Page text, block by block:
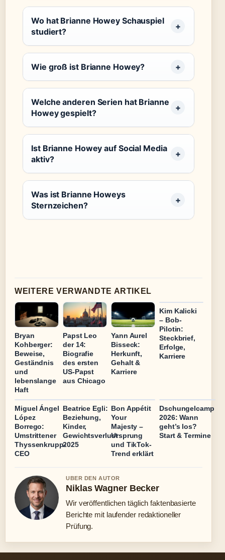
Wo hat Brianne Howey Schauspiel
studiert?
Wie groß ist Brianne Howey?
Welche anderen Serien hat Brianne
Howey gespielt?
Ist Brianne Howey auf Social Media
aktiv?
Was ist Brianne Howeys
Sternzeichen?
WEITERE VERWANDTE ARTIKEL
Bryan
Kohberger:
Beweise,
Geständnis
und
lebenslange
Haft
Papst Leo
der 14:
Biografie
des ersten
US-Papst
aus Chicago
Yann Aurel
Bisseck:
Herkunft,
Gehalt &
Karriere
Kim Kalicki
– Bob-
Pilotin:
Steckbrief,
Erfolge,
Karriere
Miguel Ángel
López
Borrego:
Umstrittener
Thyssenkrupp-
CEO
Beatrice Egli:
Beziehung,
Kinder,
Gewichtsverlust
2025
Bon Appétit
Your
Majesty –
Ursprung
und TikTok-
Trend erklärt
Dschungelcamp
2026: Wann
geht’s los?
Start & Termine
UBER DEN AUTOR
Niklas Wagner Becker
Wir veröffentlichen täglich faktenbasierte
Berichte mit laufender redaktioneller
Prüfung.